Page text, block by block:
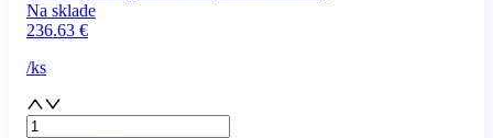
Na sklade
236.63 €
/ks